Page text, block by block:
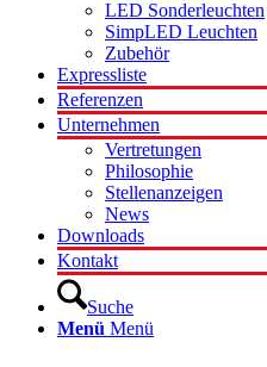
LED Sonderleuchten
SimpLED Leuchten
Zubehör
Expressliste
Referenzen
Unternehmen
Vertretungen
Philosophie
Stellenanzeigen
News
Downloads
Kontakt
Suche
Menü Menü